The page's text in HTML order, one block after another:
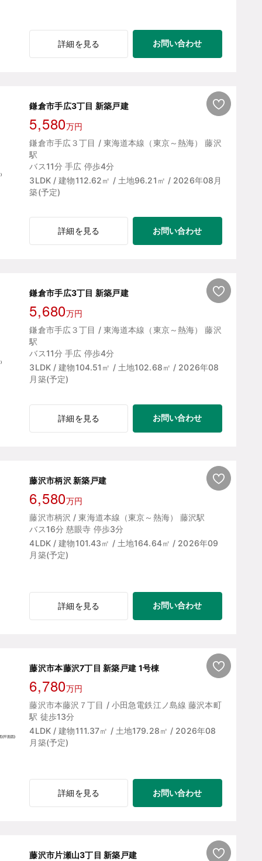
詳細を見る お問い合わせ
鎌倉市手広3丁目 新築戸建
5,580万円
鎌倉市手広３丁目 / 東海道本線（東京～熱海） 藤沢
駅
バス11分 手広 停歩4分
3LDK / 建物112.62㎡ / 土地96.21㎡ / 2026年08月
築(予定)
詳細を見る お問い合わせ
鎌倉市手広3丁目 新築戸建
5,680万円
鎌倉市手広３丁目 / 東海道本線（東京～熱海） 藤沢
駅
バス11分 手広 停歩4分
3LDK / 建物104.51㎡ / 土地102.68㎡ / 2026年08
月築(予定)
詳細を見る お問い合わせ
藤沢市柄沢 新築戸建
6,580万円
藤沢市柄沢 / 東海道本線（東京～熱海） 藤沢駅
バス16分 慈眼寺 停歩3分
4LDK / 建物101.43㎡ / 土地164.64㎡ / 2026年09
月築(予定)
詳細を見る お問い合わせ
藤沢市本藤沢7丁目 新築戸建 1号棟
6,780万円
藤沢市本藤沢７丁目 / 小田急電鉄江ノ島線 藤沢本町
駅 徒歩13分
4LDK / 建物111.37㎡ / 土地179.28㎡ / 2026年08
月築(予定)
詳細を見る お問い合わせ
藤沢市片瀬山3丁目 新築戸建